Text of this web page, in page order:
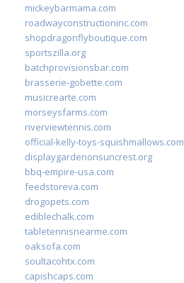
mickeybarmama.com
roadwayconstructioninc.com
shopdragonflyboutique.com
sportszilla.org
batchprovisionsbar.com
brasserie-gobette.com
musicrearte.com
morseysfarms.com
riverviewtennis.com
official-kelly-toys-squishmallows.com
displaygardenonsuncrest.org
bbq-empire-usa.com
feedstoreva.com
drogopets.com
ediblechalk.com
tabletennisnearme.com
oaksofa.com
soultacohtx.com
capishcaps.com